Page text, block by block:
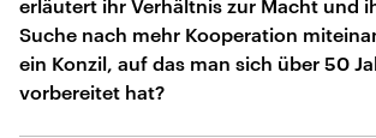
erläutert ihr Verhältnis zur Macht und
Suche nach mehr Kooperation
ein Konzil, auf das man sich über 50
vorbereitet hat?